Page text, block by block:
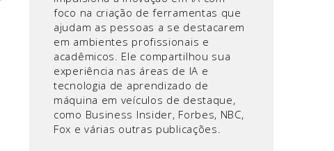
foco na criação de ferramentas que
ajudam as pessoas a se destacarem
em ambientes profissionais e
acadêmicos. Ele compartilhou sua
experiência nas áreas de IA e
tecnologia de aprendizado de
máquina em veículos de destaque,
como Business Insider, Forbes, NBC,
Fox e várias outras publicações.